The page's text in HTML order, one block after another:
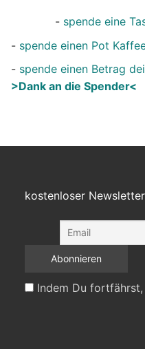
- spende eine
- spende einen Pot
- spende einen Betrag
>Dank an die Spender<
kostenloser Newsletter
Indem Du